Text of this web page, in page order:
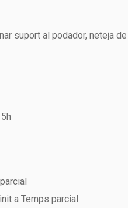
suport al podador, neteja
a Temps parcial